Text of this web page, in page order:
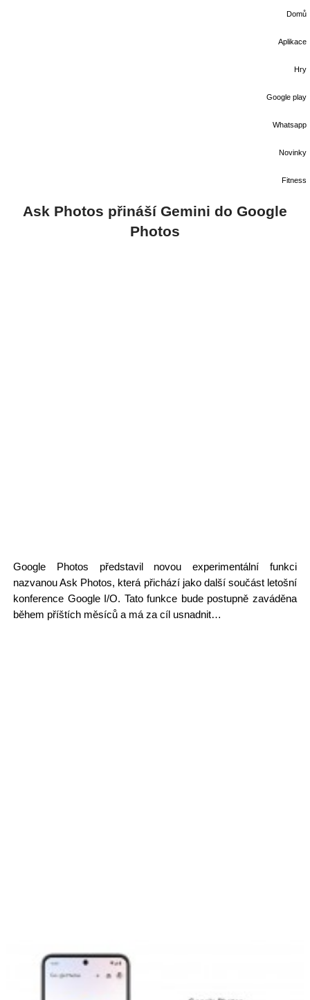
Domů
Aplikace
Hry
Google play
Whatsapp
Novinky
Fitness
Ask Photos přináší Gemini do Google
Photos
Google Photos představil novou experimentální funkci
nazvanou Ask Photos, která přichází jako další součást letošní
konference Google I/O. Tato funkce bude postupně zaváděna
během příštích měsíců a má za cíl usnadnit…